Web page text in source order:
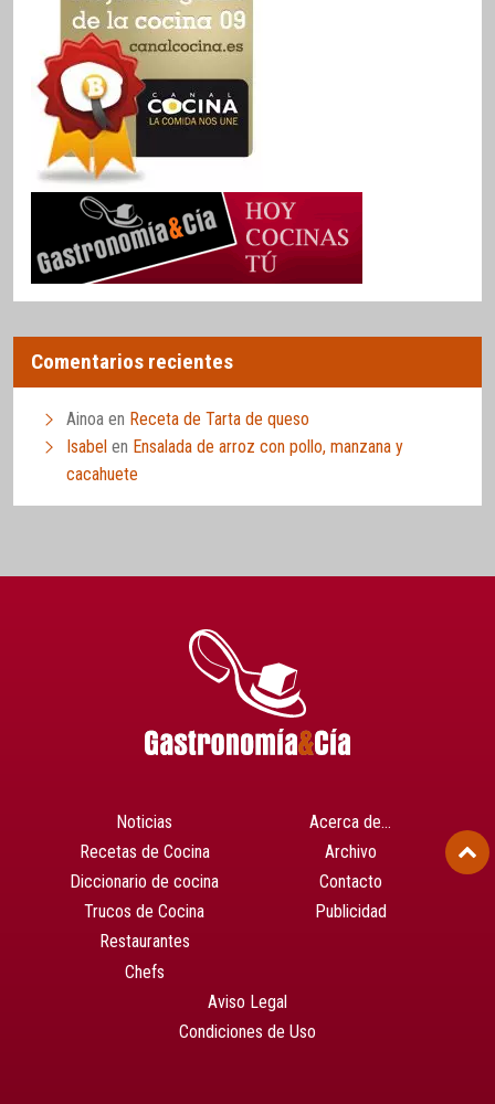
Comentarios recientes
Ainoa en Receta de Tarta de queso
Isabel en Ensalada de arroz con pollo, manzana y
cacahuete
Noticias
Recetas de Cocina
Diccionario de cocina
Trucos de Cocina
Restaurantes
Chefs
Acerca de…
Archivo
Contacto
Publicidad
Aviso Legal
Condiciones de Uso